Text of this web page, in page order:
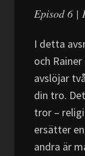
Episod 6 |
I detta
och
avslöjar
din tro.
tror –
ersätter
andra är